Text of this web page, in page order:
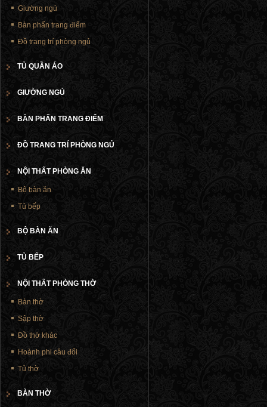
Giường ngủ
Bàn phấn trang điểm
Đồ trang trí phòng ngủ
TỦ QUẦN ÁO
GIƯỜNG NGỦ
BÀN PHẤN TRANG ĐIỂM
ĐỒ TRANG TRÍ PHÒNG NGỦ
NỘI THẤT PHÒNG ĂN
Bộ bàn ăn
Tủ bếp
BỘ BÀN ĂN
TỦ BẾP
NỘI THẤT PHÒNG THỜ
Bàn thờ
Sập thờ
Đồ thờ khác
Hoành phi câu đối
Tủ thờ
BÀN THỜ